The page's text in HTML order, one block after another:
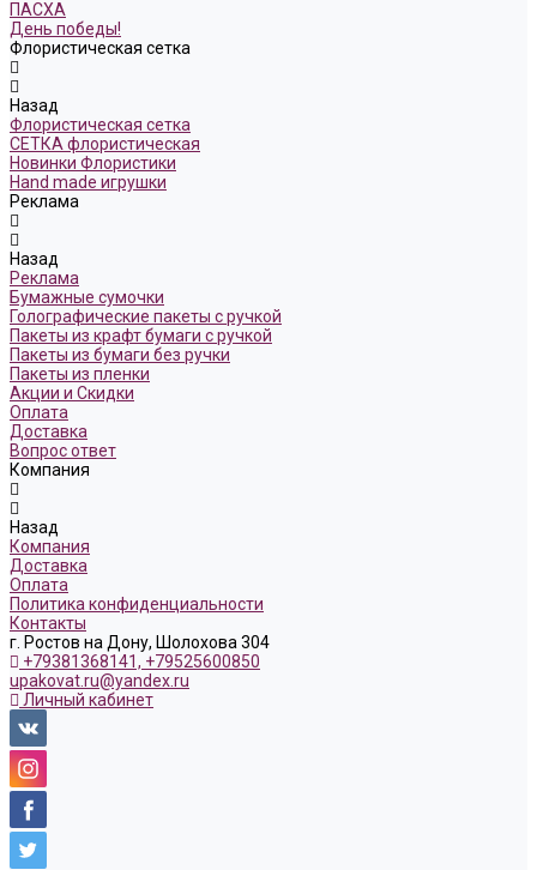
ПАСХА
День победы!
Флористическая сетка
Назад
Флористическая сетка
СЕТКА флористическая
Новинки Флористики
Hand made игрушки
Реклама
Назад
Реклама
Бумажные сумочки
Голографические пакеты с ручкой
Пакеты из крафт бумаги с ручкой
Пакеты из бумаги без ручки
Пакеты из пленки
Акции и Скидки
Оплата
Доставка
Вопрос ответ
Компания
Назад
Компания
Доставка
Оплата
Политика конфиденциальности
Контакты
г. Ростов на Дону, Шолохова 304
+79381368141, +79525600850
upakovat.ru@yandex.ru
Личный кабинет